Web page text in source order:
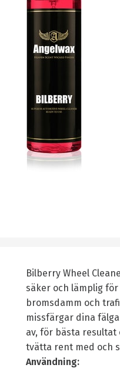
Bilberry Wheel
säker och lämplig
bromsdamm och
missfärgar dina
av, för bästa
tvätta rent med och
Användning: